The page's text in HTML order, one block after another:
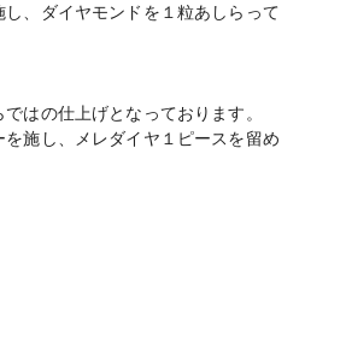
、ダイヤモンドを１粒あしらって
はの仕上げとなっております。
施し、メレダイヤ１ピースを留め